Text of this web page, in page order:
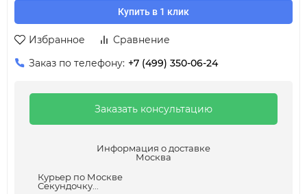
Купить в 1 клик
Избранное
Сравнение
Заказ по телефону: +7 (499) 350-06-24
Заказать консультацию
Информация о доставке
Москва
Курьер по Москве
Секундочку...